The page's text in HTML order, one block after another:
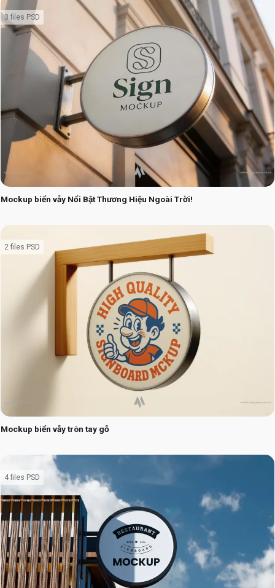
Mockup biển vẫy Nổi Bật Thương Hiệu Ngoài Trời!
3 files PSD
Mockup biển vẫy tròn tay gỗ
2 files PSD
4 files PSD